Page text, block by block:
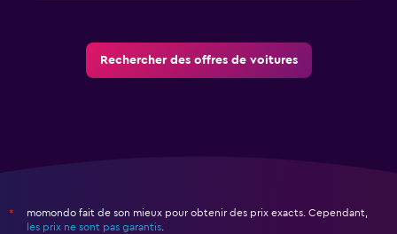
Rechercher des offres de voitures
*
momondo fait de son mieux pour obtenir des prix exacts. Cependant,
les prix ne sont pas garantis.